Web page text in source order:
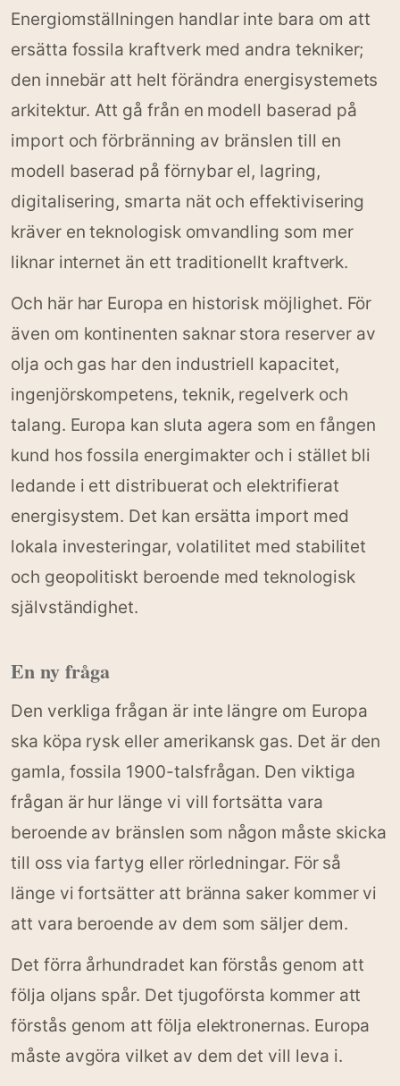
Energiomställningen handlar inte bara om att
ersätta fossila kraftverk med andra tekniker;
den innebär att helt förändra energisystemets
arkitektur. Att gå från en modell baserad på
import och förbränning av bränslen till en
modell baserad på förnybar el, lagring,
digitalisering, smarta nät och effektivisering
kräver en teknologisk omvandling som mer
liknar internet än ett traditionellt kraftverk.
Och här har Europa en historisk möjlighet. För
även om kontinenten saknar stora reserver av
olja och gas har den industriell kapacitet,
ingenjörskompetens, teknik, regelverk och
talang. Europa kan sluta agera som en fången
kund hos fossila energimakter och i stället bli
ledande i ett distribuerat och elektrifierat
energisystem. Det kan ersätta import med
lokala investeringar, volatilitet med stabilitet
och geopolitiskt beroende med teknologisk
självständighet.
En ny fråga
Den verkliga frågan är inte längre om Europa
ska köpa rysk eller amerikansk gas. Det är den
gamla, fossila 1900-talsfrågan. Den viktiga
frågan är hur länge vi vill fortsätta vara
beroende av bränslen som någon måste skicka
till oss via fartyg eller rörledningar. För så
länge vi fortsätter att bränna saker kommer vi
att vara beroende av dem som säljer dem.
Det förra århundradet kan förstås genom att
följa oljans spår. Det tjugoförsta kommer att
förstås genom att följa elektronernas. Europa
måste avgöra vilket av dem det vill leva i.